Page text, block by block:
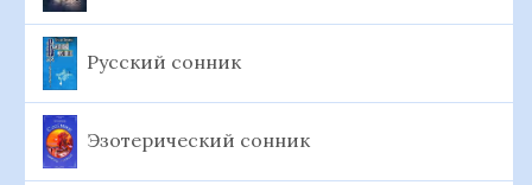
Русский сонник
Эзотерический сонник